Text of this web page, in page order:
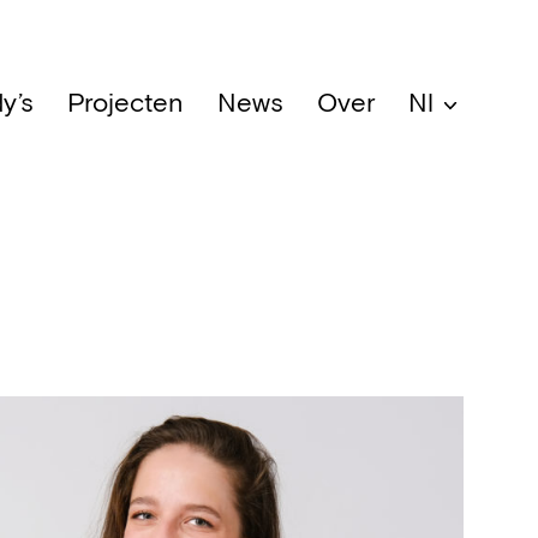
Projecten News Over Nl